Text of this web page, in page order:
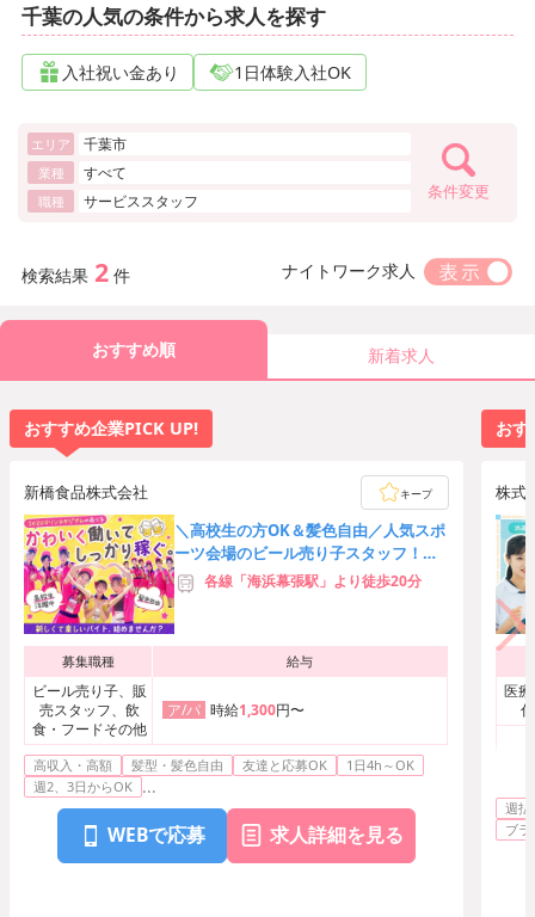
千葉の人気の条件から求人を探す
入社祝い金あり 1日体験入社OK
エリア 千葉市
業種 すべて
職種 サービススタッフ 条件変更
検索結果 2 件 ナイトワーク求人
おすすめ順 新着求人
おすすめ企業PICK UP!
新橋食品株式会社 キープ
＼高校生の方OK＆髪色自由／人気スポ
ーツ会場のビール売り子スタッフ！友
達応募歓迎★時給3,000円可
各線「海浜幕張駅」より徒歩20分
募集職種 給与
ビール売り子、販
売スタッフ、飲
食・フードその他
ア/パ 時給1,300円〜
高収入・高額 髪型・髪色自由 友達と応募OK
1日4h～OK
週2、3日からOK ...
WEBで応募 求人詳細を見る
おす
株式
医
ー
シ
週払
ブ